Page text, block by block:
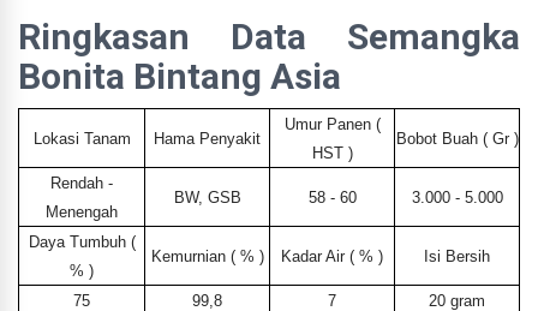
Ringkasan Data Semangka
Bonita Bintang Asia
Lokasi Tanam Hama Penyakit
Umur Panen (
HST )
Bobot Buah ( Gr )
Rendah -
Menengah
BW, GSB 58 - 60 3.000 - 5.000
Daya Tumbuh (
% )
Kemurnian ( % ) Kadar Air ( % ) Isi Bersih
75 99,8 7 20 gram